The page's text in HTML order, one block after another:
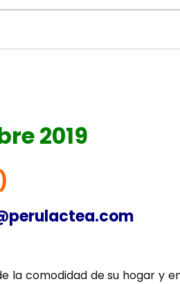
2019
comodidad de su hogar y